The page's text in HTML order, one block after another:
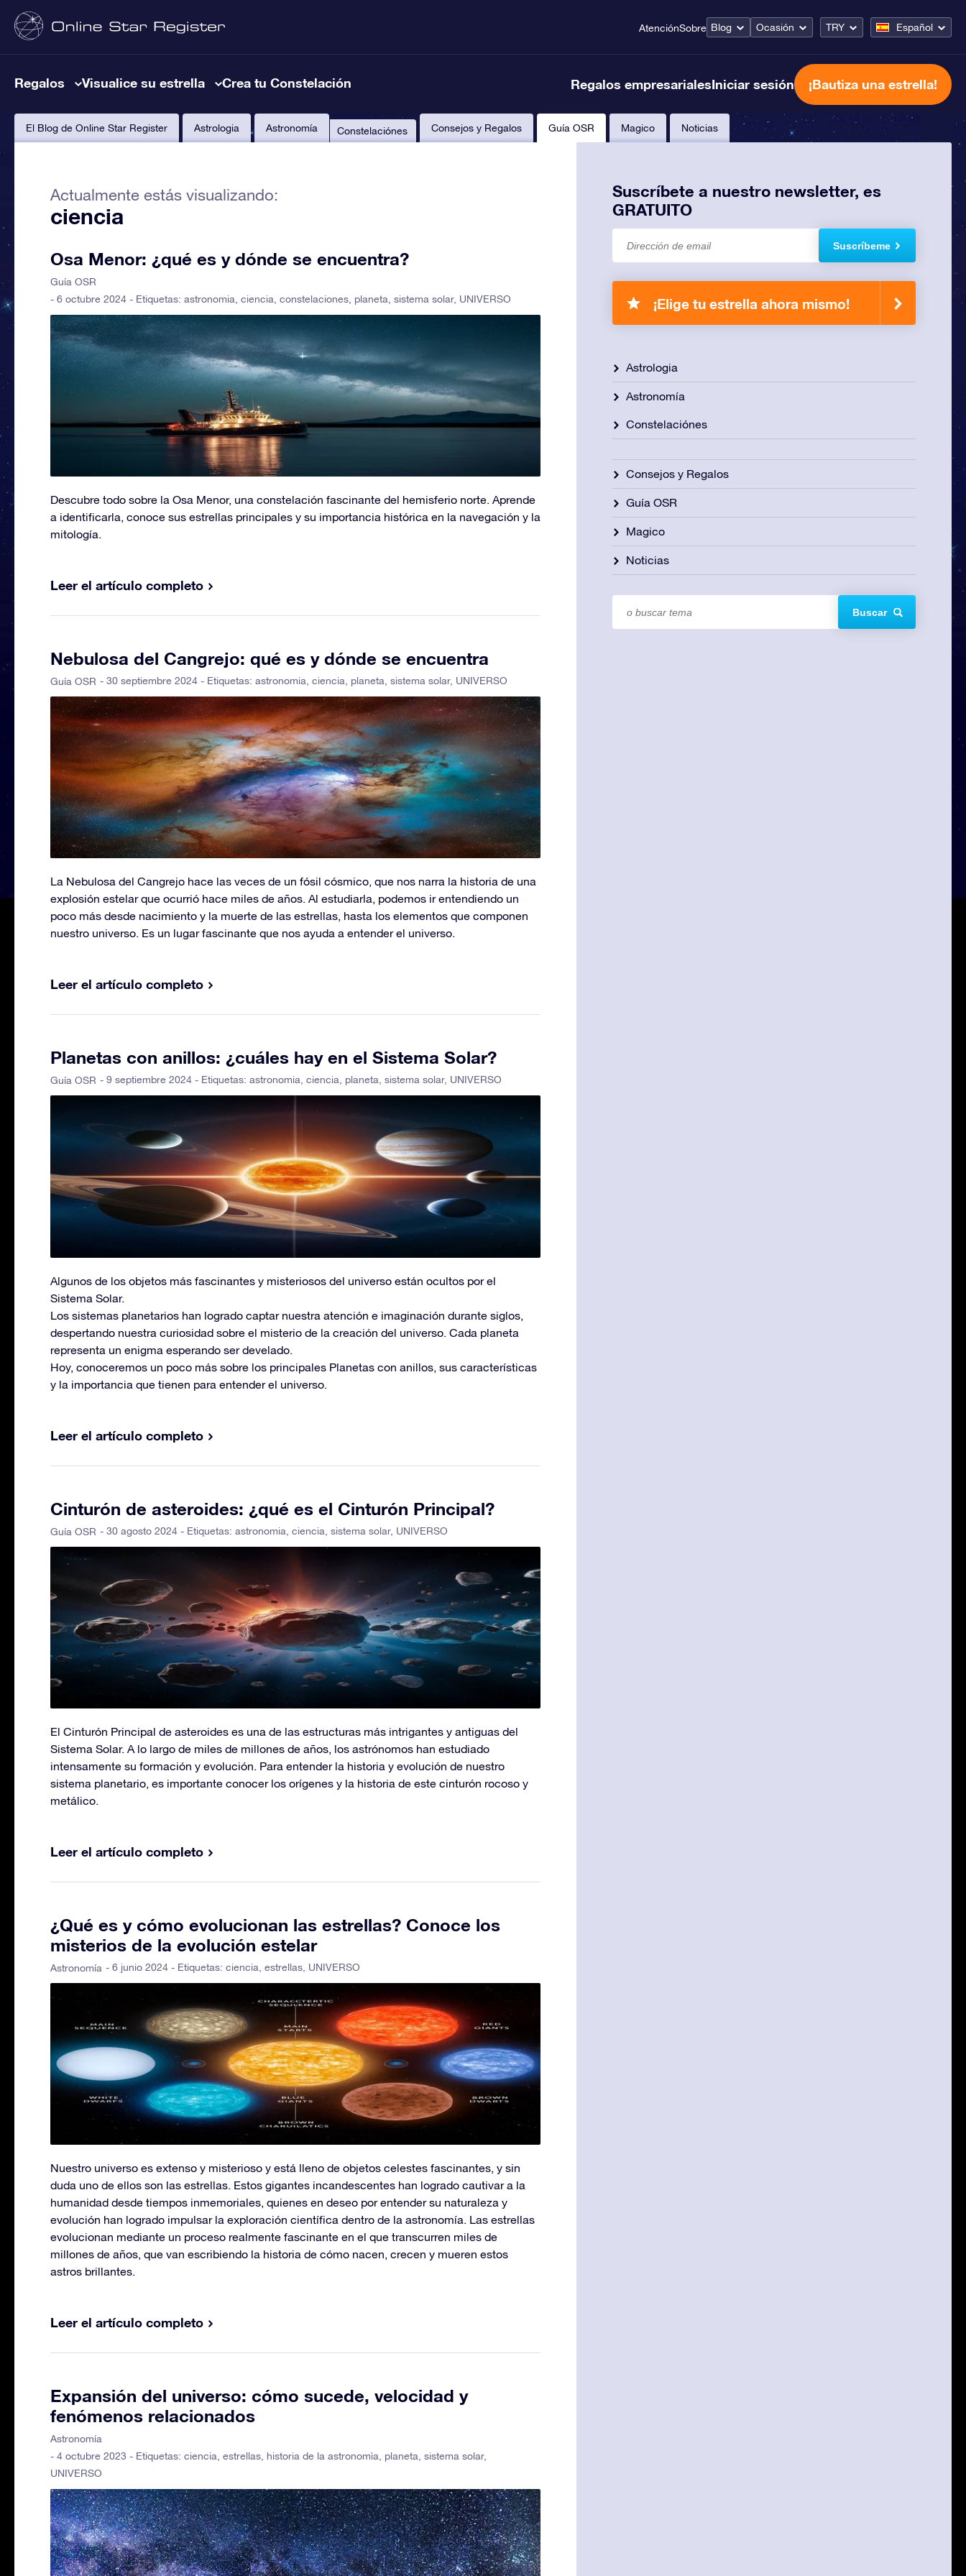
AtenciónSobre Blog Ocasión TRY Español
Regalos Visualice su estrella Crea tu Constelación Regalos empresarialesIniciar sesión ¡Bautiza una estrella!
El Blog de Online Star Register Astrologia Astronomía Constelaciónes Consejos y Regalos Guía OSR Magico Noticias
Actualmente estás visualizando:
ciencia
Osa Menor: ¿qué es y dónde se encuentra?
Guía OSR
- 6 octubre 2024 - Etiquetas: astronomia ciencia constelaciones planeta sistema solar, UNIVERSO
Descubre todo sobre la Osa Menor, una constelación fascinante del hemisferio norte. Aprende
a identificarla, conoce sus estrellas principales y su importancia histórica en la navegación y la
mitología.
Leer el artículo completo
Nebulosa del Cangrejo: qué es y dónde se encuentra
Guía OSR - 30 septiembre 2024 - Etiquetas: astronomia ciencia planeta sistema solar, UNIVERSO
La Nebulosa del Cangrejo hace las veces de un fósil cósmico, que nos narra la historia de una
explosión estelar que ocurrió hace miles de años. Al estudiarla, podemos ir entendiendo un
poco más desde nacimiento y la muerte de las estrellas, hasta los elementos que componen
nuestro universo. Es un lugar fascinante que nos ayuda a entender el universo.
Leer el artículo completo
Planetas con anillos: ¿cuáles hay en el Sistema Solar?
Guía OSR - 9 septiembre 2024 - Etiquetas: astronomia, ciencia, planeta, sistema solar, UNIVERSO
Algunos de los objetos más fascinantes y misteriosos del universo están ocultos por el
Sistema Solar.
Los sistemas planetarios han logrado captar nuestra atención e imaginación durante siglos,
despertando nuestra curiosidad sobre el misterio de la creación del universo. Cada planeta
representa un enigma esperando ser develado.
Hoy, conoceremos un poco más sobre los principales Planetas con anillos, sus características
y la importancia que tienen para entender el universo.
Leer el artículo completo
Cinturón de asteroides: ¿qué es el Cinturón Principal?
Guía OSR - 30 agosto 2024 - Etiquetas: astronomia ciencia sistema solar, UNIVERSO
El Cinturón Principal de asteroides es una de las estructuras más intrigantes y antiguas del
Sistema Solar. A lo largo de miles de millones de años, los astrónomos han estudiado
intensamente su formación y evolución. Para entender la historia y evolución de nuestro
sistema planetario, es importante conocer los orígenes y la historia de este cinturón rocoso y
metálico.
Leer el artículo completo
¿Qué es y cómo evolucionan las estrellas? Conoce los
misterios de la evolución estelar
Astronomía - 6 junio 2024 - Etiquetas: ciencia estrellas UNIVERSO
Nuestro universo es extenso y misterioso y está lleno de objetos celestes fascinantes, y sin
duda uno de ellos son las estrellas. Estos gigantes incandescentes han logrado cautivar a la
humanidad desde tiempos inmemoriales, quienes en deseo por entender su naturaleza y
evolución han logrado impulsar la exploración científica dentro de la astronomía. Las estrellas
evolucionan mediante un proceso realmente fascinante en el que transcurren miles de
millones de años, que van escribiendo la historia de cómo nacen, crecen y mueren estos
astros brillantes.
Leer el artículo completo
Expansión del universo: cómo sucede, velocidad y
fenómenos relacionados
Astronomía
- 4 octubre 2023 - Etiquetas: ciencia estrellas historia de la astronomìa planeta sistema solar,
UNIVERSO
Suscríbete a nuestro newsletter, es
GRATUITO
Suscríbeme
¡Elige tu estrella ahora mismo!
Astrologia
Astronomía
Constelaciónes
Consejos y Regalos
Guía OSR
Magico
Noticias
Buscar